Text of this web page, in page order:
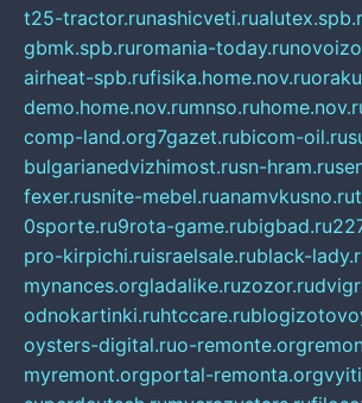
t25-tractor.runashicveti.ru
gbmk.spb.ruromania-today.ru
airheat-spb.rufisika.home.nov.ru
demo.home.nov.rumnso.ru
comp-land.org7gazet.rubicom-oil.ru
bulgarianedvizhimost.rusn-hram.ru
fexer.rusnite-mebel.ruanamvkusno.ru
0sporte.ru9rota-game.rubigbad.ru
pro-kirpichi.ruisraelsale.rublack-
mynances.orgladalike.ruzozor.ru
odnokartinki.ruhtccare.ru
oysters-digital.ruo-remonte.org
myremont.orgportal-remonta.org